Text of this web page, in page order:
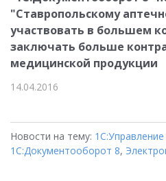
"Ставропольскому
участвовать в большем
заключать больше
медицинской продукции
14.04.2016
Новости на тему:
1С:Документооборот 8,